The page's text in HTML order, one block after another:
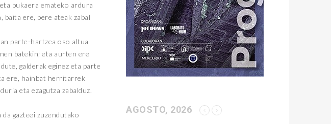
bukaera emateko ardura
baita ere, bere ateak zabal
parte-hartzea oso altua
batekin; eta aurten ere
galderak eginez eta parte
ere, hainbat herritarrek
eta ezagutza zabalduz.
gazteei zuzendutako
AGOSTO, 2026